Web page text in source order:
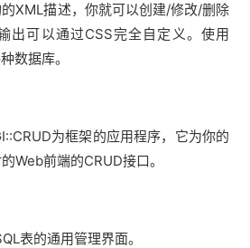
XML描述，你就可以创建/修改/删除
出可以通过CSS完全自定义。使用
数据库。
为框架的应用程序，它为你的
Web前端的CRUD接口。
表的通用管理界面。